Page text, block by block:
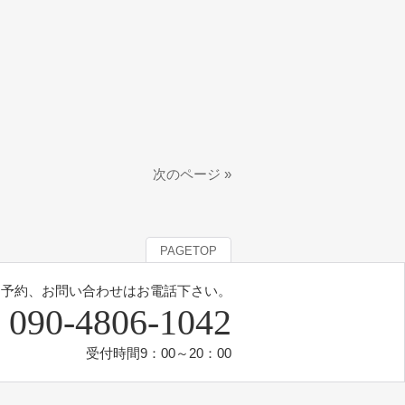
次のページ »
PAGETOP
予約、お問い合わせはお電話下さい。
090-4806-1042
受付時間9：00～20：00